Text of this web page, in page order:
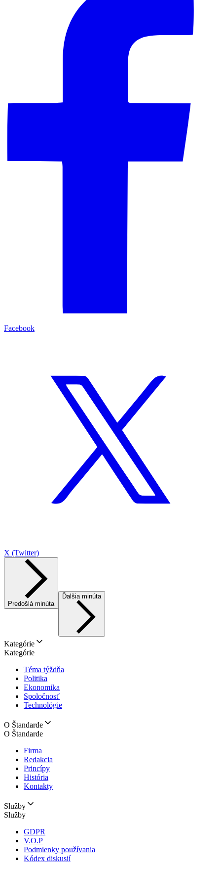
Facebook
X (Twitter)
Predošlá minúta
Ďalšia minúta
Kategórie
Kategórie
Téma týždňa
Politika
Ekonomika
Spoločnosť
Technológie
O Štandarde
O Štandarde
Firma
Redakcia
Princípy
História
Kontakty
Služby
Služby
GDPR
V.O.P
Podmienky používania
Kódex diskusií